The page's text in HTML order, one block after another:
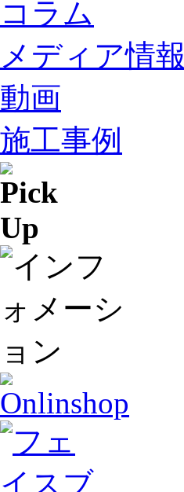
コラム
メディア情報
動画
施工事例